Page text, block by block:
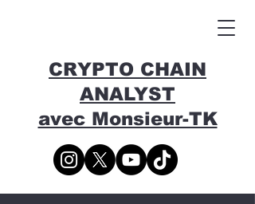
CRYPTO CHAIN
ANALYST
avec Monsieur-TK